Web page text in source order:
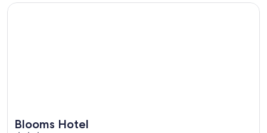
Blooms Hotel
Se abre en una nueva ventana
Blooms Hotel